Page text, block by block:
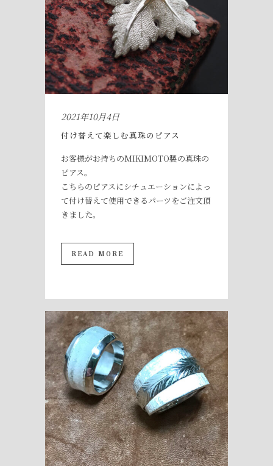
2021年10月4日
付け替えて楽しむ真珠のピアス
お客様がお持ちのMIKIMOTO製の真珠の
ピアス。
こちらのピアスにシチュエーションによっ
て付け替えて使用できるパーツをご注文頂
きました。
READ MORE